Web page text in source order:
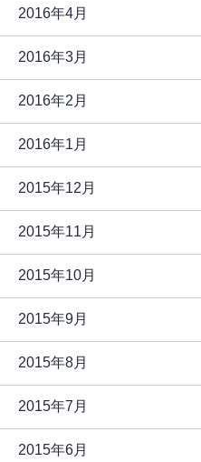
2016年4月
2016年3月
2016年2月
2016年1月
2015年12月
2015年11月
2015年10月
2015年9月
2015年8月
2015年7月
2015年6月